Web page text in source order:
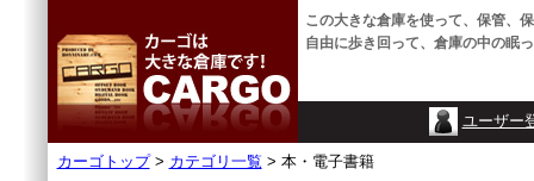
この大きな倉庫を使って、保管、
自由に歩き回って、倉庫の中の眠
ユーザー
カーゴトップ> カテゴリ一覧 > 本・電子書籍